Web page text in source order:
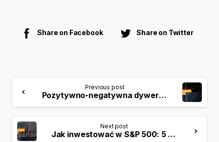
Share on Facebook Share on Twitter
Previous post
Pozytywno-negatywna dywergencja: Potężny wskaźnik w analizie technicznej
Next post
Jak inwestować w S&P 500: 5 kroków do naśladowania